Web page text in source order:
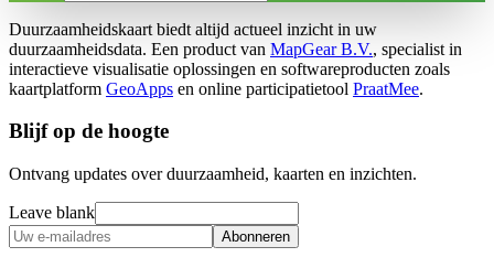
Duurzaamheidskaart biedt altijd actueel inzicht in uw
duurzaamheidsdata. Een product van MapGear B.V., specialist in
interactieve visualisatie oplossingen en softwareproducten zoals
kaartplatform GeoApps en online participatietool PraatMee.
Blijf op de hoogte
Ontvang updates over duurzaamheid, kaarten en inzichten.
Leave blank
Abonneren